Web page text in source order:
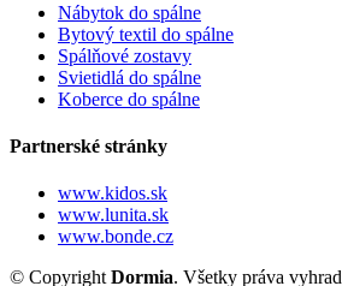
Nábytok do spálne
Bytový textil do spálne
Spálňové zostavy
Svietidlá do spálne
Koberce do spálne
Partnerské stránky
www.kidos.sk
www.lunita.sk
www.bonde.cz
© CopyrightDormia. Všetky práva